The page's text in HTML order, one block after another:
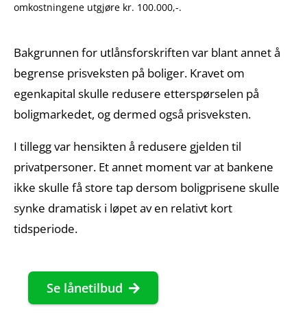
omkostningene utgjøre kr. 100.000,-.
Bakgrunnen for utlånsforskriften var blant annet å
begrense prisveksten på boliger. Kravet om
egenkapital skulle redusere etterspørselen på
boligmarkedet, og dermed også prisveksten.
I tillegg var hensikten å redusere gjelden til
privatpersoner. Et annet moment var at bankene
ikke skulle få store tap dersom boligprisene skulle
synke dramatisk i løpet av en relativt kort
tidsperiode.
Se lånetilbud